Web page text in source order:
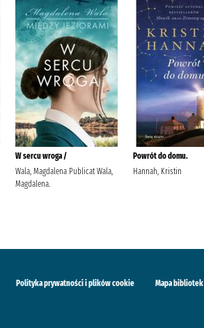
W sercu wroga /
Wala, Magdalena Publicat Wala,
Magdalena.
Powrót do domu.
Hannah, Kristin
Polityka prywatności i plików cookie Mapa bibliotek